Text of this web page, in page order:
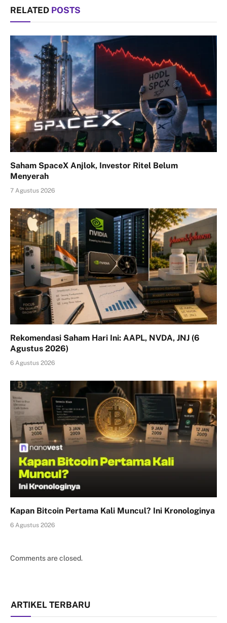
RELATED POSTS
Saham SpaceX Anjlok, Investor Ritel Belum
Menyerah
7 Agustus 2026
Rekomendasi Saham Hari Ini: AAPL, NVDA, JNJ (6
Agustus 2026)
6 Agustus 2026
Kapan Bitcoin Pertama Kali Muncul? Ini Kronologinya
6 Agustus 2026
Comments are closed.
ARTIKEL TERBARU